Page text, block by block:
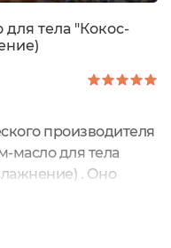
тела "Кокос-
производителя
масло для тела
. Оно
кожи. Прекрасно